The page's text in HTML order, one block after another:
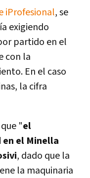
iProfesional, se
exigiendo
partido en el
con la
En el caso
la cifra
"el
el Minella
, dado que la
la maquinaria